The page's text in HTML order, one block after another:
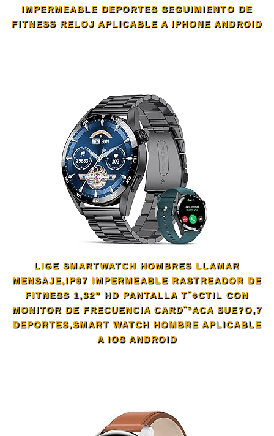
IMPERMEABLE DEPORTES SEGUIMIENTO DE
FITNESS RELOJ APLICABLE A IPHONE ANDROID
LIGE SMARTWATCH HOMBRES LLAMAR
MENSAJE,IP67 IMPERMEABLE RASTREADOR DE
FITNESS 1,32″ HD PANTALLA T¨¢CTIL CON
MONITOR DE FRECUENCIA CARD¨ªACA SUE?O,7
DEPORTES,SMART WATCH HOMBRE APLICABLE
A IOS ANDROID